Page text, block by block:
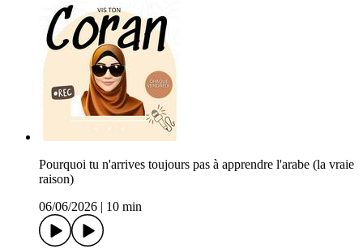
Pourquoi tu n'arrives toujours pas à apprendre l'arabe (la vraie
raison)
06/06/2026
10 min